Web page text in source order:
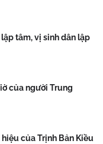
tâm, vị sinh dân lập
của người Trung
của Trịnh Bản Kiều